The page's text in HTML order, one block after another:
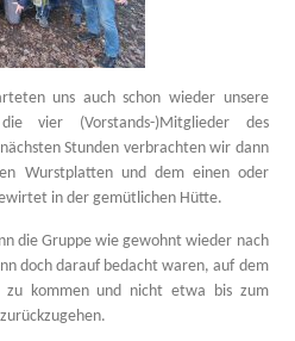
uns auch schon wieder unsere
vier (Vorstands-)Mitglieder des
Stunden verbrachten wir dann
Wurstplatten und dem einen oder
in der gemütlichen Hütte.
die Gruppe wie gewohnt wieder nach
doch darauf bedacht waren, auf dem
zu kommen und nicht etwa bis zum